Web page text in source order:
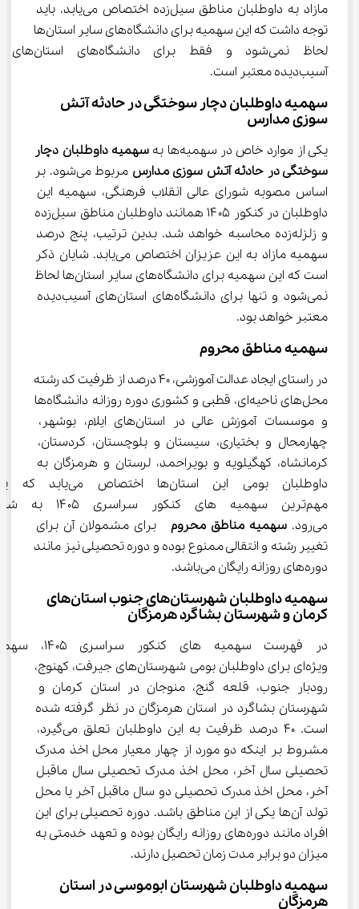
مازاد به داوطلبان مناطق سیل‌زده اختصاص می‌یابد. باید
توجه داشت که این سهمیه برای دانشگاه‌های سایر استان‌ها
لحاظ نمی‌شود و فقط برای دانشگاه‌های استان‌های
آسیب‌دیده معتبر است.
سهمیه داوطلبان دچار سوختگی در حادثه آتش
‌سوزی مدارس
یکی از موارد خاص در سهمیه‌ها به
سهميه داوطلبان دچار
سوختگی در حادثه آتش سوزی مدارس
مربوط می‌شود. بر
اساس مصوبه شورای عالی انقلاب فرهنگی، سهمیه این
داوطلبان در کنکور ۱۴۰۵ همانند داوطلبان مناطق سیل‌زده
و زلزله‌زده محاسبه خواهد شد. بدین ترتیب، پنج درصد
سهمیه مازاد به این عزیزان اختصاص می‌یابد. شایان ذکر
است که این سهمیه برای دانشگاه‌های سایر استان‌ها لحاظ
نمی‌شود و تنها برای دانشگاه‌های استان‌های آسیب‌دیده
معتبر خواهد بود.
سهمیه مناطق محروم
در راستای ایجاد عدالت آموزشی، ۴۰ درصد از ظرفیت کد رشته
محل‌های ناحیه‌ای، قطبی و کشوری دوره روزانه دانشگاه‌ها
و موسسات آموزش عالی در استان‌های ایلام، بوشهر،
چهارمحال و بختیاری، سیستان و بلوچستان، کردستان،
کرمانشاه، کهگیلویه و بویراحمد، لرستان و هرمزگان به
داوطلبان بومی این استان‌ها
مهم‌ترین سهمیه های کنکور سراسری
می‌رود.
سهمیه مناطق محروم برای مشمولان آن برای
تغییر رشته و انتقالی ممنوع بوده و دوره تحصیلی نیز مانند
دوره‌های روزانه رایگان می‌باشد.
سهمیه داوطلبان شهرستان‌های جنوب استان‌های
کرمان و شهرستان بشاگرد هرمزگان
در فهرست سهمیه های کنکور سراسری
ویژه‌ای برای داوطلبان بومی شهرستان‌های جیرفت، کهنوج،
رودبار جنوب، قلعه گنج، منوجان در استان کرمان و
شهرستان بشاگرد در استان هرمزگان در نظر گرفته شده
است. ۴۰ درصد ظرفیت به این داوطلبان تعلق می‌گیرد،
مشروط بر اینکه دو مورد از چهار معیار محل اخذ مدرک
تحصیلی سال آخر، محل اخذ مدرک تحصیلی سال ماقبل
آخر، محل اخذ مدرک تحصیلی دو سال ماقبل آخر یا محل
تولد آن‌ها یکی از این مناطق باشد. دوره تحصیلی برای این
افراد مانند دوره‌های روزانه رایگان بوده و تعهد خدمتی به
میزان دو برابر مدت زمان تحصیل دارند.
سهمیه داوطلبان شهرستان ابوموسی در استان
هرمزگان